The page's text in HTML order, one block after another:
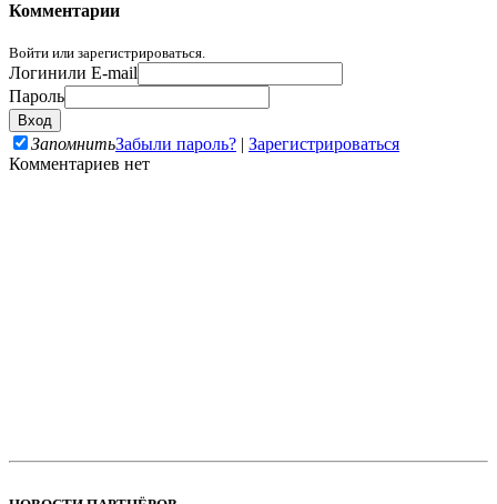
Комментарии
Войти или зарегистрироваться.
Логинили E-mail
Пароль
ЗапомнитьЗабыли пароль? | Зарегистрироваться
Комментариев нет